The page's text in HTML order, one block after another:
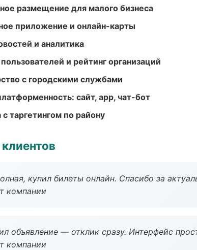
размещение для малого бизнеса
приложение и онлайн-карты
и аналитика
и рейтинг организаций
с городскими службами
сайт, app, чат-бот
таргетингом по району
купил билеты онлайн. Спасибо за
компании
объявление — отклик сразу. Интерфейс
компании